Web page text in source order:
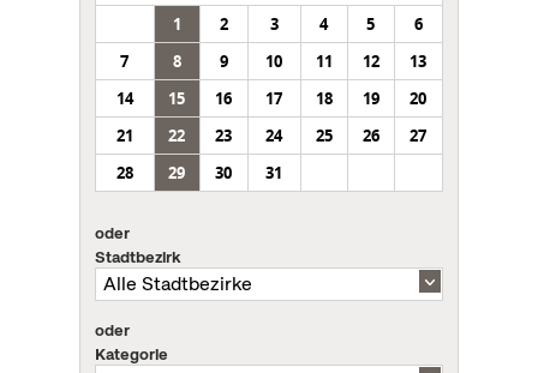
1
2 3 4 5
6
7
8 9 10 11 12
13
14
15 16 17 18 19
20
21
22 23 24 25 26
27
28
29 30 31
oder
Stadtbezirk
oder
Kategorie